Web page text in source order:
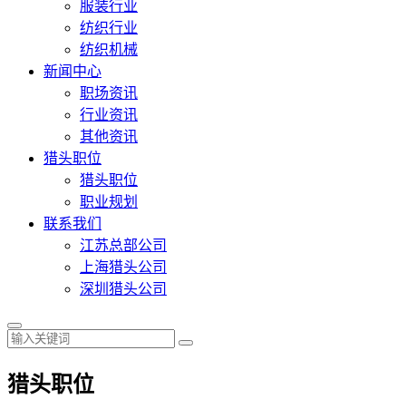
服装行业
纺织行业
纺织机械
新闻中心
职场资讯
行业资讯
其他资讯
猎头职位
猎头职位
职业规划
联系我们
江苏总部公司
上海猎头公司
深圳猎头公司
猎头职位